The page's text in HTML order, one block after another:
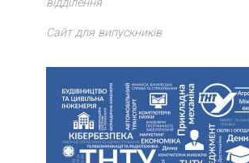
Сайт для випускників